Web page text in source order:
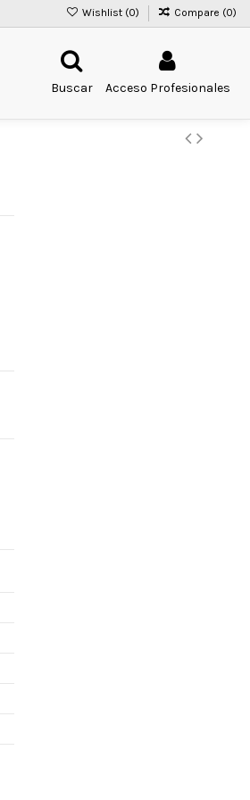
Wishlist (0) Compare (0)
Buscar Acceso Profesionales